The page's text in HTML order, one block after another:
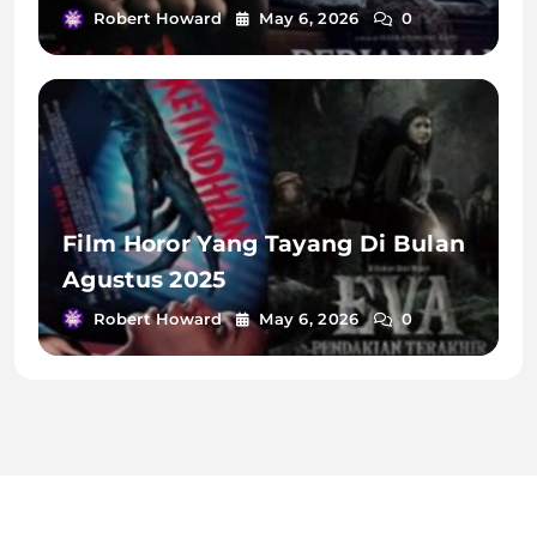
Robert Howard May 6, 2026 0
Film Horor Yang Tayang Di Bulan
Agustus 2025
Robert Howard May 6, 2026 0